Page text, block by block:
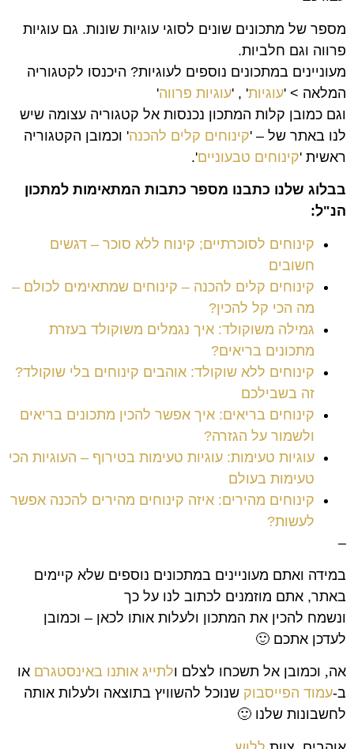
מספר של מתכונים שונים לסוגי עוגיות שונות. גם עוגיות
פרווה וגם חלביות.
מעוניינים במתכונים נוספים לעוגיות? היכנסו לקטגוריה
המלאה > 'עוגיות' , 'עוגיות פרווה'
וגם כמובן קלות המתכון נכנסות אל קטגוריה עצומה שיש
לנו באתר של – 'קינוחים קלים להכנה' וכמובן הקטגוריה
ראשית 'קינוחים טבעוניים'.
בבלוג שלנו כתבנו מספר כתבות המתאימות למתכון
הנ"ל:
קינוחים לסוכרתיים; קינוח ללא סוכר – דגשים
חשובים
קינוחים קלים להכנה – קינוחים שמתאימים לכולם –
מה הכי קל להכין?
גמילה משוקולד: איך נגמלים משוקולד בעזרת
מתכונים בריאים?
קינוחים ללא שוקולד: אוהבים קינוחים בלי שוקולד?
זה בשבילכם
קינוחים בריאים: איך אפשר להכין מתכונים בריאים
ולשמור על הגזרה?
עוגיות טעימות: עוגיות טעימות בטירוף – העוגיות הכי
טעימות בעולם
קינוחים מהירים: איזה קינוחים מהירים להכנה אפשר
לעשות?
–
במידה ואתם מעוניינים במתכונים נוספים שלא קיימים
באתר, אתם מוזמנים לכתוב לנו על כך
ונשמח להכין את המתכון ולעלות אותו לכאן – וכמובן
לעדכן אתכם 🙂
אה, וכמובן אל תשכחו לצלם ולתייג אותנו באינסטגרם או
ב-עמוד הפייסבוק שנוכל להשוויץ בתוצאה ולעלות אותה
לחשבונות שלנו 🙂